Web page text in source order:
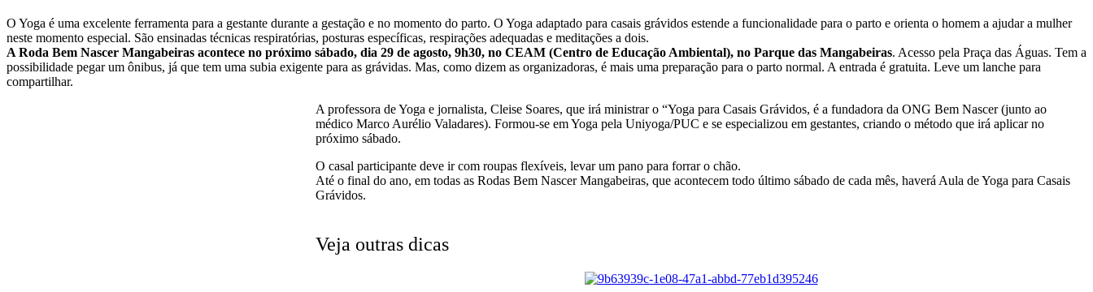
O Yoga é uma excelente ferramenta para a gestante durante a gestação e no momento do parto. O Yoga adaptado para casais grávidos estende a funcionalidade para o parto e orienta o homem a ajudar a mulher
neste momento especial. São ensinadas técnicas respiratórias, posturas específicas, respirações adequadas e meditações a dois.
A Roda Bem Nascer Mangabeiras acontece no próximo sábado, dia 29 de agosto, 9h30, no CEAM (Centro de Educação Ambiental), no Parque das Mangabeiras. Acesso pela Praça das Águas. Tem a
possibilidade pegar um ônibus, já que tem uma subia exigente para as grávidas. Mas, como dizem as organizadoras, é mais uma preparação para o parto normal. A entrada é gratuita. Leve um lanche para
compartilhar.
A professora de Yoga e jornalista, Cleise Soares, que irá ministrar o “Yoga para Casais Grávidos, é a fundadora da ONG Bem Nascer (junto ao
médico Marco Aurélio Valadares). Formou-se em Yoga pela Uniyoga/PUC e se especializou em gestantes, criando o método que irá aplicar no
próximo sábado.
O casal participante deve ir com roupas flexíveis, levar um pano para forrar o chão.
Até o final do ano, em todas as Rodas Bem Nascer Mangabeiras, que acontecem todo último sábado de cada mês, haverá Aula de Yoga para Casais
Grávidos.
Veja outras dicas